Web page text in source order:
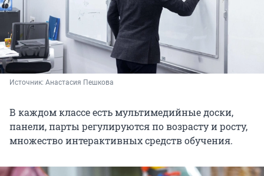
Источник: Анастасия Пешкова
В каждом классе есть мультимедийные доски,
панели, парты регулируются по возрасту и росту,
множество интерактивных средств обучения.